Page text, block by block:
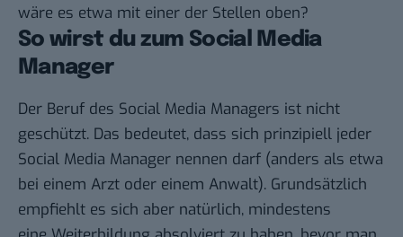
wäre es etwa mit einer der Stellen oben?
So wirst du zum Social Media
Manager
Der Beruf des Social Media Managers ist nicht
geschützt. Das bedeutet, dass sich prinzipiell jeder
Social Media Manager nennen darf (anders als etwa
bei einem Arzt oder einem Anwalt). Grundsätzlich
empfiehlt es sich aber natürlich, mindestens